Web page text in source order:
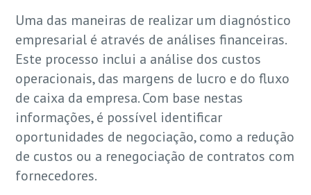
Uma das maneiras de realizar um diagnóstico
empresarial é através de análises financeiras.
Este processo inclui a análise dos custos
operacionais, das margens de lucro e do fluxo
de caixa da empresa. Com base nestas
informações, é possível identificar
oportunidades de negociação, como a redução
de custos ou a renegociação de contratos com
fornecedores.